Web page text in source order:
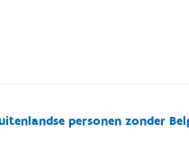
personen zonder